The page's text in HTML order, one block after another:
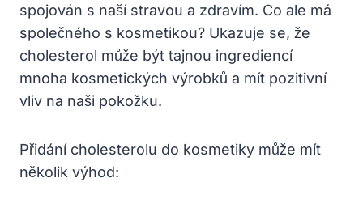
spojován s naší stravou a zdravím. Co ale má
společného s kosmetikou? Ukazuje se, že
cholesterol může být tajnou ingrediencí
mnoha kosmetických výrobků a mít pozitivní
vliv na naši pokožku.
Přidání cholesterolu do kosmetiky může mít
několik výhod: